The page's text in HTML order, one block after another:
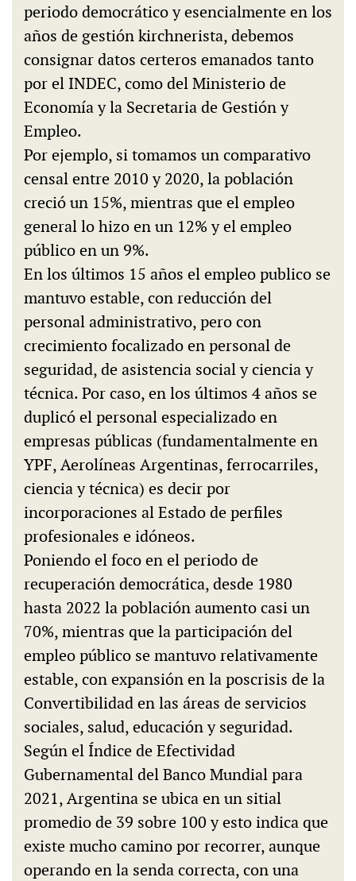
periodo democrático y esencialmente en los
años de gestión kirchnerista, debemos
consignar datos certeros emanados tanto
por el INDEC, como del Ministerio de
Economía y la Secretaria de Gestión y
Empleo.
Por ejemplo, si tomamos un comparativo
censal entre 2010 y 2020, la población
creció un 15%, mientras que el empleo
general lo hizo en un 12% y el empleo
público en un 9%.
En los últimos 15 años el empleo publico se
mantuvo estable, con reducción del
personal administrativo, pero con
crecimiento focalizado en personal de
seguridad, de asistencia social y ciencia y
técnica. Por caso, en los últimos 4 años se
duplicó el personal especializado en
empresas públicas (fundamentalmente en
YPF, Aerolíneas Argentinas, ferrocarriles,
ciencia y técnica) es decir por
incorporaciones al Estado de perfiles
profesionales e idóneos.
Poniendo el foco en el periodo de
recuperación democrática, desde 1980
hasta 2022 la población aumento casi un
70%, mientras que la participación del
empleo público se mantuvo relativamente
estable, con expansión en la poscrisis de la
Convertibilidad en las áreas de servicios
sociales, salud, educación y seguridad.
Según el Índice de Efectividad
Gubernamental del Banco Mundial para
2021, Argentina se ubica en un sitial
promedio de 39 sobre 100 y esto indica que
existe mucho camino por recorrer, aunque
operando en la senda correcta, con una